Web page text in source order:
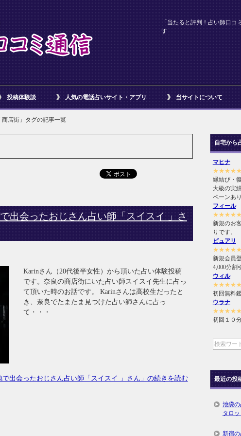
「当たると評判！占い師口コ
す
投稿体験談 人気の電話占いサイト・アプリ 当サイトについて
「商店街」タグの記事一覧
出会ったおじさん占い師「スイスイ 」さ
Karinさん（20代後半女性）から頂いた占い体験投稿
です。奈良の商店街にいた占い師スイスイ先生に占っ
て頂いた時のお話です。 Karinさんは高校生だったと
き、奈良でたまたま見つけた占い師さんに占っ
て・・・
で出会ったおじさん占い師「スイスイ 」さん」の続きを読む
自宅から
マヒナ
★★★★★
縁結び・
大級の実
ペーンあり
フィール
★★★★★
新規のお
りです。
ピュアリ
★★★★★
新規会員
4,000分割
ウィル
★★★★★
初回無料
ウラナ
★★★★★
初回１０
最近の投
池袋
タロ
新宿